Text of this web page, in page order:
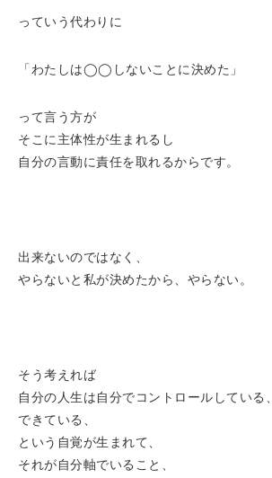
っていう代わりに
「わたしは◯◯しないことに決めた」
って言う方が
そこに主体性が生まれるし
自分の言動に責任を取れるからです。
出来ないのではなく、
やらないと私が決めたから、やらない。
そう考えれば
自分の人生は自分でコントロールしている、
できている、
という自覚が生まれて、
それが自分軸でいること、